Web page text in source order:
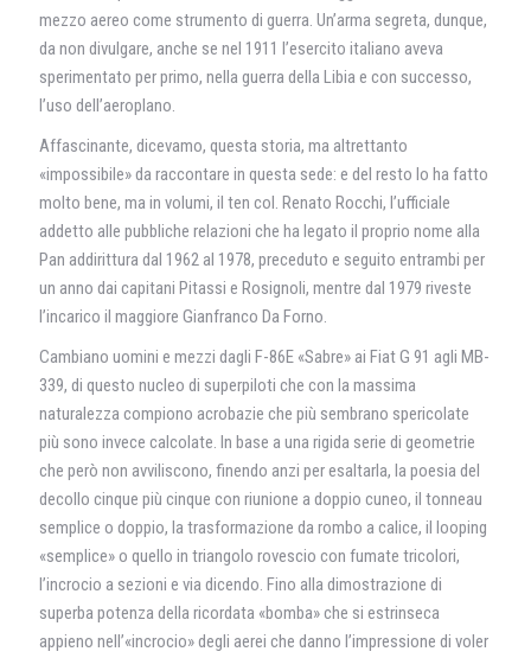
mezzo aereo come strumento di guerra. Un’arma segreta, dunque,
da non divulgare, anche se nel 1911 l’esercito italiano aveva
sperimentato per primo, nella guerra della Libia e con successo,
l’uso dell’aeroplano.
Affascinante, dicevamo, questa storia, ma altrettanto
«impossibile» da raccontare in questa sede: e del resto lo ha fatto
molto bene, ma in volumi, il ten col. Renato Rocchi, l’ufficiale
addetto alle pubbliche relazioni che ha legato il proprio nome alla
Pan addirittura dal 1962 al 1978, preceduto e seguito entrambi per
un anno dai capitani Pitassi e Rosignoli, mentre dal 1979 riveste
l’incarico il maggiore Gianfranco Da Forno.
Cambiano uomini e mezzi dagli F-86E «Sabre» ai Fiat G 91 agli MB-
339, di questo nucleo di superpiloti che con la massima
naturalezza compiono acrobazie che più sembrano spericolate
più sono invece calcolate. In base a una rigida serie di geometrie
che però non avviliscono, finendo anzi per esaltarla, la poesia del
decollo cinque più cinque con riunione a doppio cuneo, il tonneau
semplice o doppio, la trasformazione da rombo a calice, il looping
«semplice» o quello in triangolo rovescio con fumate tricolori,
l’incrocio a sezioni e via dicendo. Fino alla dimostrazione di
superba potenza della ricordata «bomba» che si estrinseca
appieno nell’«incrocio» degli aerei che danno l’impressione di voler